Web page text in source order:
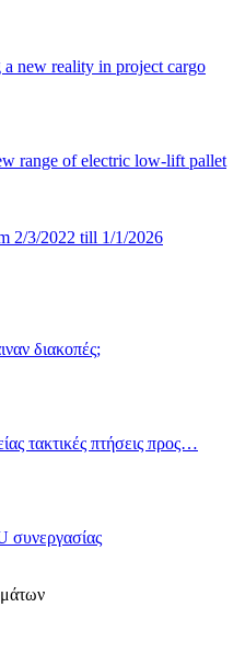
new reality in project cargo
range of electric low-lift pallet
διακοπές;
τακτικές πτήσεις προς…